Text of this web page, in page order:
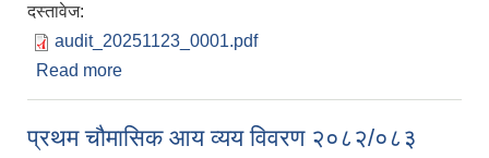
दस्तावेज:
audit_20251123_0001.pdf
Read more
प्रथम चौमासिक आय व्यय विवरण २०८२/०८३